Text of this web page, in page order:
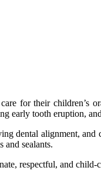
for their children’s
early tooth eruption,
dental alignment,
and sealants.
respectful, and child-